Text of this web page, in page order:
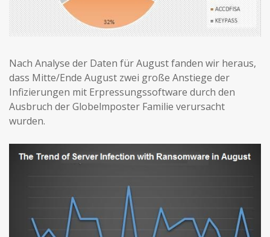
Nach Analyse der Daten für August fanden wir heraus,
dass Mitte/Ende August zwei große Anstiege der
Infizierungen mit Erpressungssoftware durch den
Ausbruch der Globelmposter Familie verursacht
wurden.